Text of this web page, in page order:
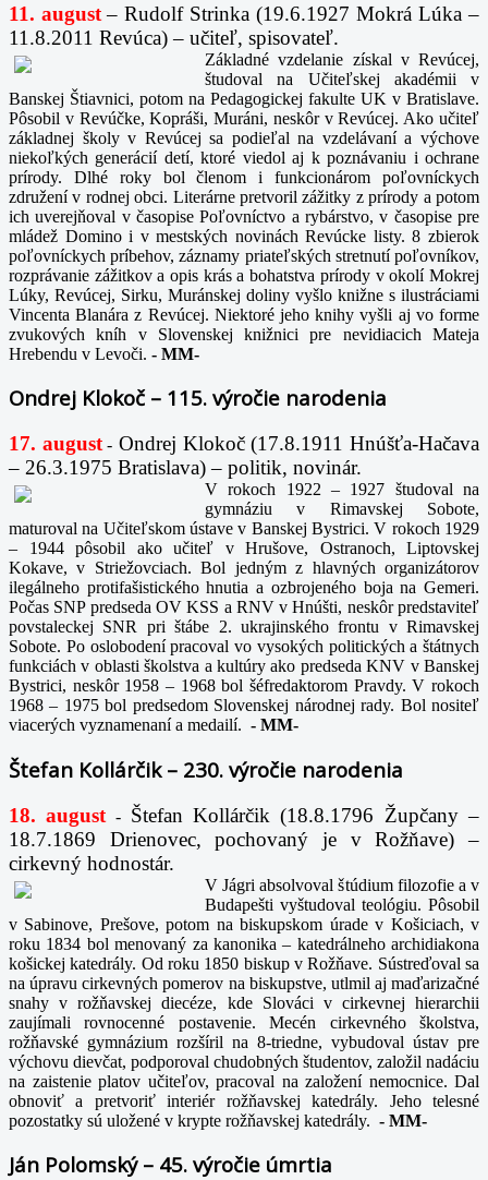
11. august – Rudolf Strinka (19.6.1927 Mokrá Lúka –
11.8.2011 Revúca) – učiteľ, spisovateľ.
Základné vzdelanie získal v Revúcej,
študoval na Učiteľskej akadémii v
Banskej Štiavnici, potom na Pedagogickej fakulte UK v Bratislave.
Pôsobil v Revúčke, Kopráši, Muráni, neskôr v Revúcej. Ako učiteľ
základnej školy v Revúcej sa podieľal na vzdelávaní a výchove
niekoľkých generácií detí, ktoré viedol aj k poznávaniu i ochrane
prírody. Dlhé roky bol členom i funkcionárom poľovníckych
združení v rodnej obci. Literárne pretvoril zážitky z prírody a potom
ich uverejňoval v časopise Poľovníctvo a rybárstvo, v časopise pre
mládež Domino i v mestských novinách Revúcke listy. 8 zbierok
poľovníckych príbehov, záznamy priateľských stretnutí poľovníkov,
rozprávanie zážitkov a opis krás a bohatstva prírody v okolí Mokrej
Lúky, Revúcej, Sirku, Muránskej doliny vyšlo knižne s ilustráciami
Vincenta Blanára z Revúcej. Niektoré jeho knihy vyšli aj vo forme
zvukových kníh v Slovenskej knižnici pre nevidiacich Mateja
Hrebendu v Levoči. - MM-
Ondrej Klokoč – 115. výročie narodenia
17. august- Ondrej Klokoč (17.8.1911 Hnúšťa-Hačava
– 26.3.1975 Bratislava) – politik, novinár.
V rokoch 1922 – 1927 študoval na
gymnáziu v Rimavskej Sobote,
maturoval na Učiteľskom ústave v Banskej Bystrici. V rokoch 1929
– 1944 pôsobil ako učiteľ v Hrušove, Ostranoch, Liptovskej
Kokave, v Striežovciach. Bol jedným z hlavných organizátorov
ilegálneho protifašistického hnutia a ozbrojeného boja na Gemeri.
Počas SNP predseda OV KSS a RNV v Hnúšti, neskôr predstaviteľ
povstaleckej SNR pri štábe 2. ukrajinského frontu v Rimavskej
Sobote. Po oslobodení pracoval vo vysokých politických a štátnych
funkciách v oblasti školstva a kultúry ako predseda KNV v Banskej
Bystrici, neskôr 1958 – 1968 bol šéfredaktorom Pravdy. V rokoch
1968 – 1975 bol predsedom Slovenskej národnej rady. Bol nositeľ
viacerých vyznamenaní a medailí. - MM-
Štefan Kollárčik – 230. výročie narodenia
18. august -
Štefan Kollárčik (18.8.1796 Župčany –
18.7.1869 Drienovec, pochovaný je v Rožňave) –
cirkevný hodnostár.
V Jágri absolvoval štúdium filozofie a v
Budapešti vyštudoval teológiu. Pôsobil
v Sabinove, Prešove, potom na biskupskom úrade v Košiciach, v
roku 1834 bol menovaný za kanonika – katedrálneho archidiakona
košickej katedrály. Od roku 1850 biskup v Rožňave. Sústreďoval sa
na úpravu cirkevných pomerov na biskupstve, utlmil aj maďarizačné
snahy v rožňavskej diecéze, kde Slováci v cirkevnej hierarchii
zaujímali rovnocenné postavenie. Mecén cirkevného školstva,
rožňavské gymnázium rozšíril na 8-triedne, vybudoval ústav pre
výchovu dievčat, podporoval chudobných študentov, založil nadáciu
na zaistenie platov učiteľov, pracoval na založení nemocnice. Dal
obnoviť a pretvoriť interiér rožňavskej katedrály. Jeho telesné
pozostatky sú uložené v krypte rožňavskej katedrály. - MM-
Ján Polomský – 45. výročie úmrtia